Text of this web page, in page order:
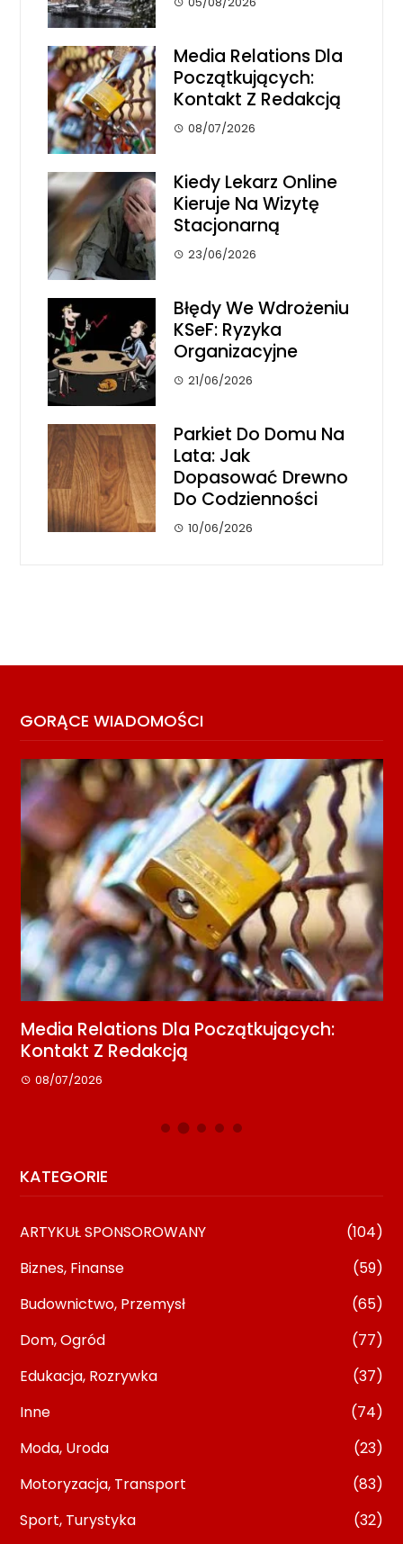
Media Relations Dla
Początkujących:
Kontakt Z Redakcją
08/07/2026
Kiedy Lekarz Online
Kieruje Na Wizytę
Stacjonarną
23/06/2026
Błędy We Wdrożeniu
KSeF: Ryzyka
Organizacyjne
21/06/2026
Parkiet Do Domu Na
Lata: Jak
Dopasować Drewno
Do Codzienności
10/06/2026
GORĄCE WIADOMOŚCI
Media Relations Dla Początkujących:
Kontakt Z Redakcją
08/07/2026
KATEGORIE
ARTYKUŁ SPONSOROWANY
(104)
Biznes, Finanse
(59)
Budownictwo, Przemysł
(65)
Dom, Ogród
(77)
Edukacja, Rozrywka
(37)
Inne
(74)
Moda, Uroda
(23)
Motoryzacja, Transport
(83)
Sport, Turystyka
(32)